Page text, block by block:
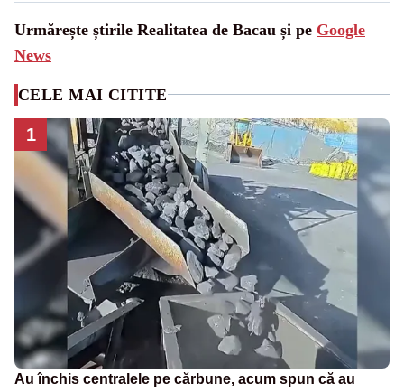
Urmărește știrile Realitatea de Bacau și pe Google
News
CELE MAI CITITE
1
Au închis centralele pe cărbune, acum spun că au